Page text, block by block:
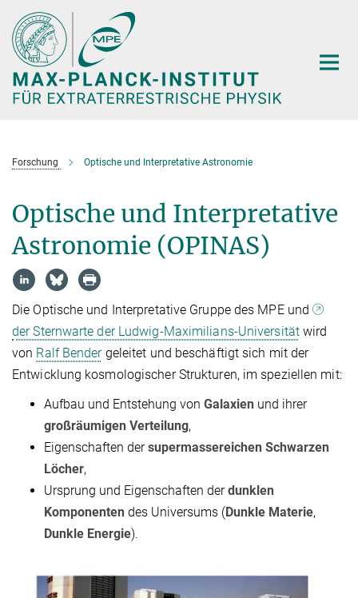
Hauptinhalt
Forschung Optische und Interpretative Astronomie
Optische und Interpretative
Astronomie (OPINAS)
Die Optische und Interpretative Gruppe des MPE und
der Sternwarte der Ludwig-Maximilians-Universitätwird
von Ralf Bendergeleitet und beschäftigt sich mit der
Entwicklung kosmologischer Strukturen, im speziellen mit:
Aufbau und Entstehung von Galaxien und ihrer
großräumigen Verteilung,
Eigenschaften dersupermassereichen Schwarzen
Löcher,
Ursprung und Eigenschaften derdunklen
Komponenten des Universums (Dunkle Materie,
Dunkle Energie).